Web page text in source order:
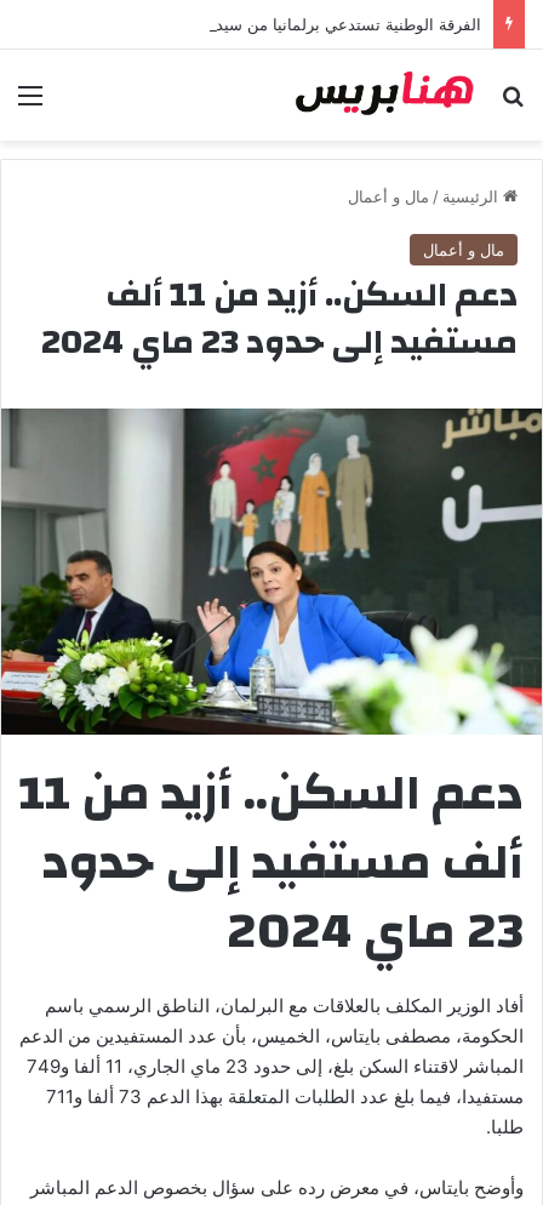
بحث عن
الرئيسية / مال و أعمال
مال و أعمال
دعم السكن.. أزيد من 11 ألف
مستفيد إلى حدود 23 ماي 2024
دعم السكن.. أزيد من 11
ألف مستفيد إلى حدود
23 ماي 2024
أفاد الوزير المكلف بالعلاقات مع البرلمان، الناطق الرسمي باسم
الحكومة، مصطفى بايتاس، الخميس، بأن عدد المستفيدين من الدعم
المباشر لاقتناء السكن بلغ، إلى حدود 23 ماي الجاري، 11 ألفا و749
مستفيدا، فيما بلغ عدد الطلبات المتعلقة بهذا الدعم 73 ألفا و711
طلبا.
وأوضح بايتاس، في معرض رده على سؤال بخصوص الدعم المباشر